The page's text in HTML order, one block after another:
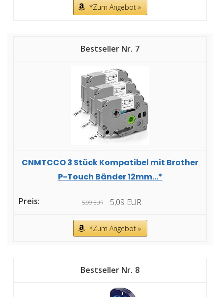
*Zum Angebot »
7
CNMTCCO 3 Stück Kompatibel mit Brother
P-Touch Bänder 12mm...*
5,99 EUR 5,09 EUR
*Zum Angebot »
8